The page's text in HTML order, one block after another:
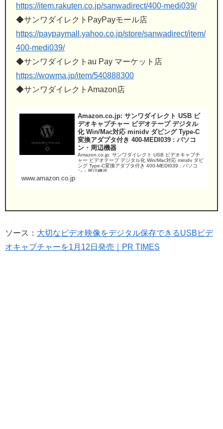
https://item.rakuten.co.jp/sanwadirect/400-medi039/
◆サンワダイレクトPayPayモール店
https://paypaymall.yahoo.co.jp/store/sanwadirect/item/
400-medi039/
◆サンワダイレクトau Pay マーケット店
https://wowma.jp/item/540888300
◆サンワダイレクトAmazon店
Amazon.co.jp: サンワダイレクト USB ビ
デオキャプチャー ビデオテープ デジタル
化 Win/Mac対応 minidv ダビング Type-C
変換アダプタ付き 400-MEDI039 : パソコ
ン・周辺機器
Amazon.co.jp: サンワダイレクト USB ビデオキャプチ
ャー ビデオテープ デジタル化 Win/Mac対応 minidv ダビ
ング Type-C変換アダプタ付き 400-MEDI039 : パソコ
ン・周辺機器
www.amazon.co.jp
ソース： 大切なビデオ映像をデジタル保存できるUSBビデ
オキャプチャーを1月12日発売｜PR TIMES